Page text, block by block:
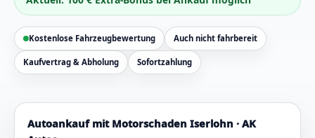
Kostenlose Fahrzeugbewertung Auch nicht fahrbereit
Kaufvertrag & Abholung Sofortzahlung
Autoankauf mit Motorschaden Iserlohn · AK